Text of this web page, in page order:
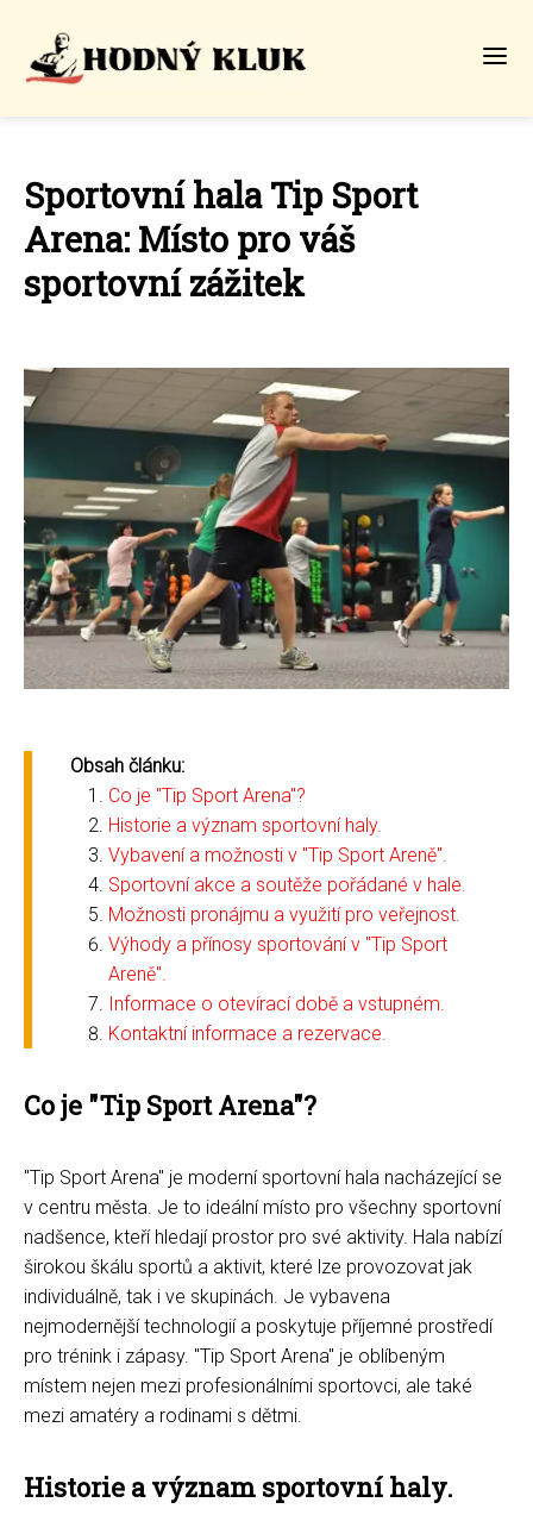
Sportovní hala Tip Sport
Arena: Místo pro váš
sportovní zážitek
Obsah článku:
Co je "Tip Sport Arena"?
Historie a význam sportovní haly.
Vybavení a možnosti v "Tip Sport Areně".
Sportovní akce a soutěže pořádané v hale.
Možnosti pronájmu a využití pro veřejnost.
Výhody a přínosy sportování v "Tip Sport
Areně".
Informace o otevírací době a vstupném.
Kontaktní informace a rezervace.
Co je "Tip Sport Arena"?
"Tip Sport Arena" je moderní sportovní hala nacházející se
v centru města. Je to ideální místo pro všechny sportovní
nadšence, kteří hledají prostor pro své aktivity. Hala nabízí
širokou škálu sportů a aktivit, které lze provozovat jak
individuálně, tak i ve skupinách. Je vybavena
nejmodernější technologií a poskytuje příjemné prostředí
pro trénink i zápasy. "Tip Sport Arena" je oblíbeným
místem nejen mezi profesionálními sportovci, ale také
mezi amatéry a rodinami s dětmi.
Historie a význam sportovní haly.